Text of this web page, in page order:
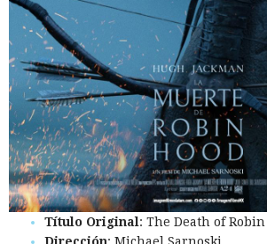
Título Original: The Death of